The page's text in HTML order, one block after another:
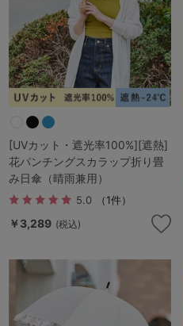
[UVカット・遮光率100%][遮熱]
花パンチングスカラップ折り畳
み日傘（晴雨兼用）
5.0 （1件）
￥3,289 (税込)